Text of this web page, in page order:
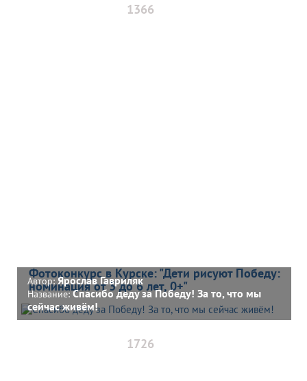
1366
Фотоконкурс в Курске: "Дети рисуют Победу:
номинация от 3 до 6 лет, 0+"
Автор:Ярослав Гавриляк
Название:Спасибо деду за Победу! За то, что мы
сейчас живём!
1726